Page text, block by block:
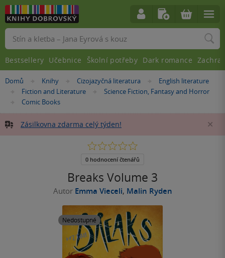
Nacházíte
Domů »Knihy »Cizojazyčná literatura »English literature
»
Fiction and Literature »
Science Fiction, Fantasy and Horror
»
Comic Books
Zásilkovna zdarma celý týden!
Breaks Volume 3
Autor Emma Vieceli, Malin Ryden
Nedostupné
0.0
5
0 hodnocení čtenářů
Vyhledávání
Bestsellery Učebnice Školní potřeby Dark romance